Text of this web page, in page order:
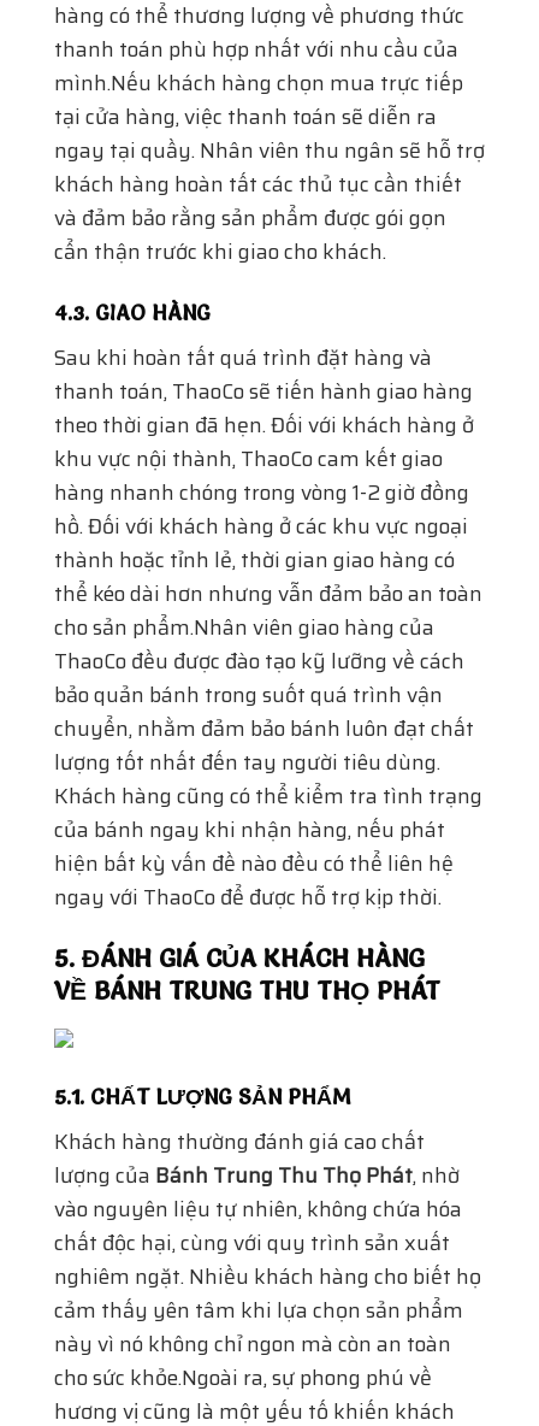
4.3. GIAO HÀNG
Sau khi hoàn tất quá trình đặt hàng và
thanh toán, ThaoCo sẽ tiến hành giao hàng
theo thời gian đã hẹn. Đối với khách hàng ở
khu vực nội thành, ThaoCo cam kết giao
hàng nhanh chóng trong vòng 1-2 giờ đồng
hồ. Đối với khách hàng ở các khu vực ngoại
thể kéo dài hơn nhưng vẫn đảm bảo an toàn
cho sản phẩm.Nhân viên giao hàng của
ThaoCo đều được đào tạo kỹ lưỡng về cách
bảo quản bánh trong suốt quá trình vận
chuyển, nhằm đảm bảo bánh luôn đạt chất
lượng tốt nhất đến tay người tiêu dùng.
Khách hàng cũng có thể kiểm tra tình trạng
của bánh ngay khi nhận hàng, nếu phát
hiện bất kỳ vấn đề nào đều có thể liên hệ
ngay với ThaoCo để được hỗ trợ kịp thời.
5. ĐÁNH GIÁ CỦA KHÁCH HÀNG
VỀ BÁNH TRUNG THU THỌ PHÁT
5.1. CHẤT LƯỢNG SẢN PHẨM
Khách hàng thường đánh giá cao chất
lượng của Bánh Trung Thu Thọ Phát, nhờ
vào nguyên liệu tự nhiên, không chứa hóa
chất độc hại, cùng với quy trình sản xuất
nghiêm ngặt. Nhiều khách hàng cho biết họ
cảm thấy yên tâm khi lựa chọn sản phẩm
cho sức khỏe.Ngoài ra, sự phong phú về
hương vị cũng là một yếu tố khiến khách
hàng hài lòng. Từ các hương vị truyền thống
như nhân đậu xanh, hạt sen đến các hương
vị mới lạ như trà xanh, socola hay trái cây,
mỗi loại bánh lại mang đến một trải
nghiệm khác biệt, kích thích vị giác của
người thưởng thức.
5.2. DỊCH VỤ KHÁCH HÀNG